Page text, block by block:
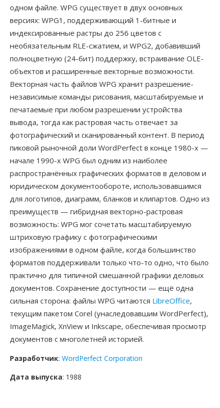
одном файле. WPG существует в двух основных
версиях: WPG1, поддерживающий 1-битные и
индексированные растры до 256 цветов с
необязательным RLE-сжатием, и WPG2, добавивший
полноцветную (24-бит) поддержку, встраивание OLE-
объектов и расширенные векторные возможности.
Векторная часть файлов WPG хранит разрешение-
независимые команды рисования, масштабируемые и
печатаемые при любом разрешении устройства
вывода, тогда как растровая часть отвечает за
фотографический и сканированный контент. В период
пиковой рыночной доли WordPerfect в конце 1980-х —
начале 1990-х WPG был одним из наиболее
распространённых графических форматов в деловом и
юридическом документообороте, использовавшимся
для логотипов, диаграмм, бланков и клипартов. Одно из
преимуществ — гибридная векторно-растровая
возможность: WPG мог сочетать масштабируемую
штриховую графику с фотографическими
изображениями в одном файле, когда большинство
форматов поддерживали только что-то одно, что было
практично для типичной смешанной графики деловых
документов. Сохранение доступности — ещё одна
сильная сторона: файлы WPG читаются LibreOffice,
текущим пакетом Corel (унаследовавшим WordPerfect),
ImageMagick, XnView и Inkscape, обеспечивая просмотр
документов с многолетней историей.
Разработчик: WordPerfect Corporation
Дата выпуска: 1988